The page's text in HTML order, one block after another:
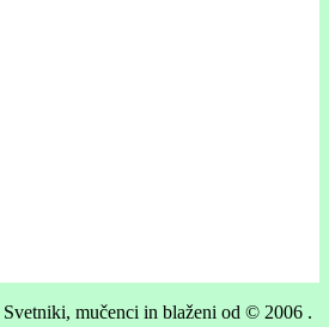
mučenci in blaženi od © 2006 .